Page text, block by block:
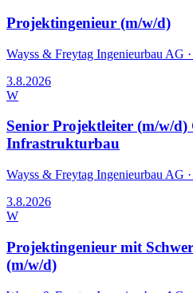
Projektingenieur (m/w/d)
Wayss & Freytag Ingenieurbau AG ·
3.8.2026
W
Senior Projektleiter (m/w/
Infrastrukturbau
Wayss & Freytag Ingenieurbau AG ·
3.8.2026
W
Projektingenieur mit
(m/w/d)